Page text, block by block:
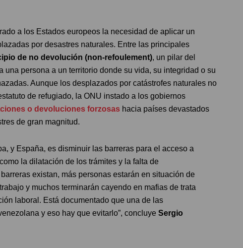
a los Estados europeos la necesidad de aplicar un
por desastres naturales. Entre las principales
de no devolución (non-refoulement), un pilar del
persona a un territorio donde su vida, su integridad o su
Aunque los desplazados por catástrofes naturales no
de refugiado, la ONU instado a los gobiernos
o devoluciones forzosas hacia países devastados
de gran magnitud.
y España, es disminuir las barreras para el acceso a
la dilatación de los trámites y la falta de
existan, más personas estarán en situación de
y muchos terminarán cayendo en mafias de trata
laboral. Está documentado que una de las
y eso hay que evitarlo”, concluye Sergio